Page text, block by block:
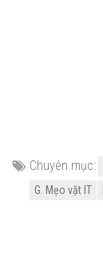
Chuyên mục:
G. Mẹo vặt IT